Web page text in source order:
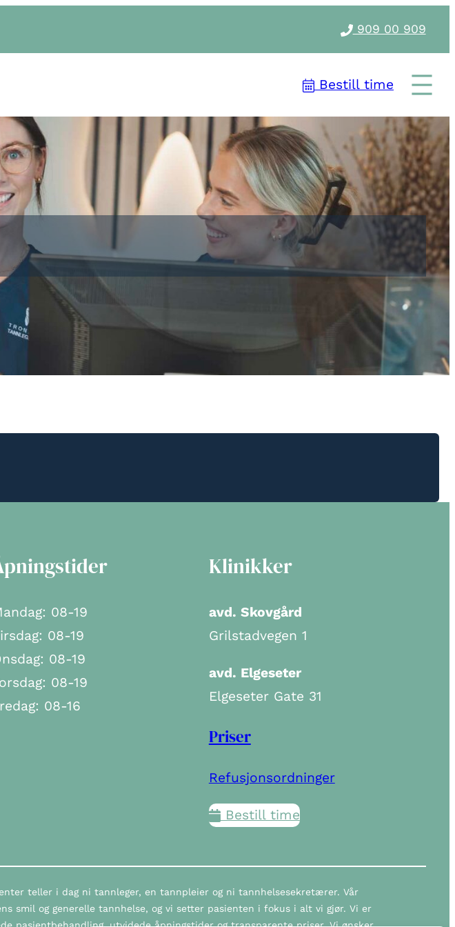
909 00 909
Bestill time
08-19
08-19
08-19
08-19
08-16
Klinikker
avd. Skovgård
Grilstadvegen 1
avd. Elgeseter
Elgeseter Gate 31
Priser
Refusjonsordninger
Bestill time
teller i dag ni tannleger, en tannpleier og ni tannhelsesekretærer. Vår
smil og generelle tannhelse, og vi setter pasienten i fokus i alt vi gjør. Vi er
pasientbehandling, utvidede åpningstider og transparente priser. Vi ønsker